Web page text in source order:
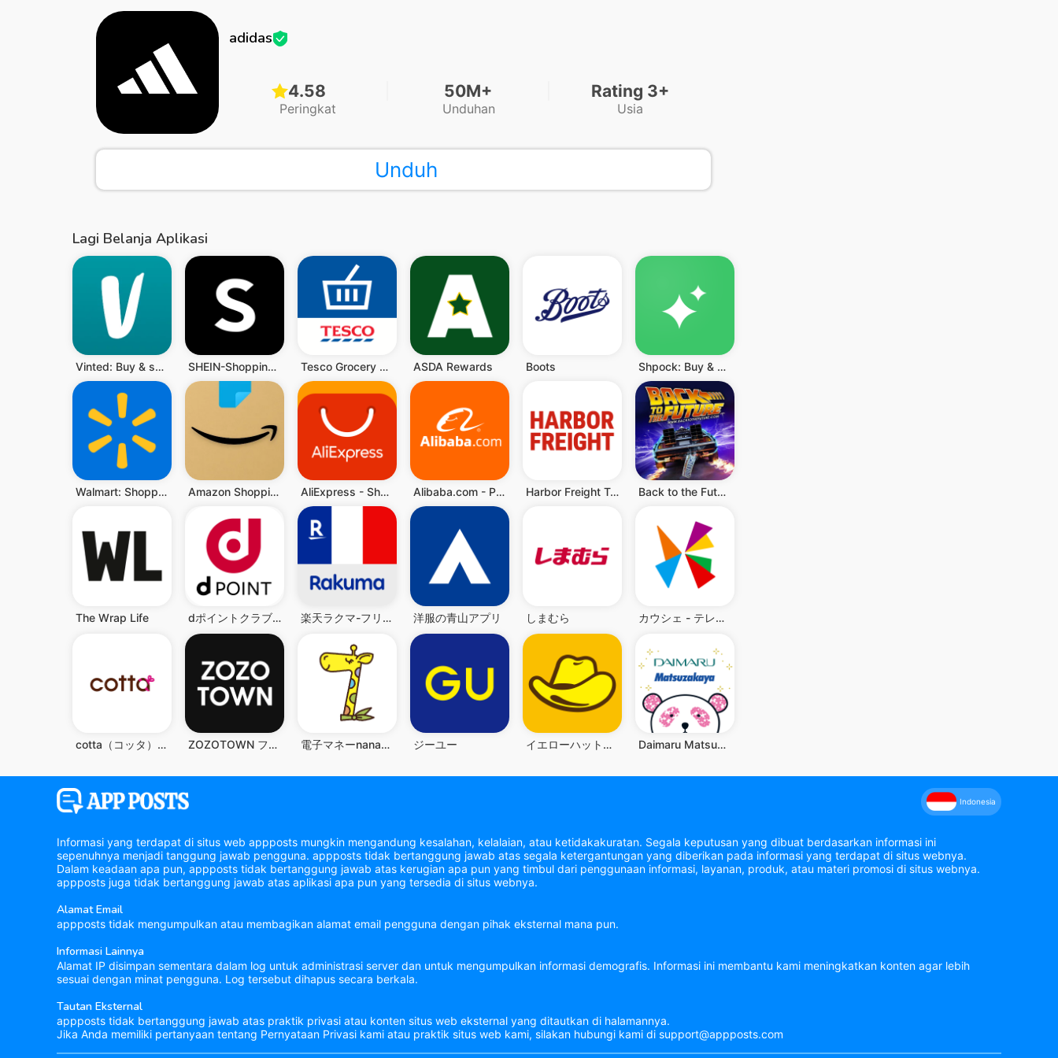
adidas
4.58
Peringkat
50M+
Unduhan
Rating 3+
Usia
Unduh
Lagi Belanja Aplikasi
Vinted: Buy & sell second hand SHEIN-Shopping Online Tesco Grocery & Clubcard ASDA Rewards Boots Shpock: Buy & Sell Marketplace
Walmart: Shopping & Savings Amazon Shopping AliExpress - Shopping App Alibaba.com - Pasar B2B Harbor Freight Tools Back to the Future™
The Wrap Life dポイントクラブ：お得情報盛り沢山のドコモ公式ポイントクラブ 楽天ラクマ-フリマアプリ 洋服の青山アプリ しまむら カウシェ - テレビ等で紹介多数！ショッピングアプリ
cotta（コッタ）- お菓子＆パン作りの材料・道具・レシピ ZOZOTOWN ファッション通販 電子マネーnanaco アプリでチャージ・ポイントも貯まる ジーユー イエローハット公式アプリ Daimaru Matsuzakaya Mobile App
Indonesia
Informasi yang terdapat di situs web appposts mungkin mengandung kesalahan, kelalaian, atau ketidakakuratan. Segala keputusan yang dibuat berdasarkan informasi ini
sepenuhnya menjadi tanggung jawab pengguna. appposts tidak bertanggung jawab atas segala ketergantungan yang diberikan pada informasi yang terdapat di situs webnya.
Dalam keadaan apa pun, appposts tidak bertanggung jawab atas kerugian apa pun yang timbul dari penggunaan informasi, layanan, produk, atau materi promosi di situs webnya.
appposts juga tidak bertanggung jawab atas aplikasi apa pun yang tersedia di situs webnya.
Alamat Email
appposts tidak mengumpulkan atau membagikan alamat email pengguna dengan pihak eksternal mana pun.
Informasi Lainnya
Alamat IP disimpan sementara dalam log untuk administrasi server dan untuk mengumpulkan informasi demografis. Informasi ini membantu kami meningkatkan konten agar lebih
sesuai dengan minat pengguna. Log tersebut dihapus secara berkala.
Tautan Eksternal
appposts tidak bertanggung jawab atas praktik privasi atau konten situs web eksternal yang ditautkan di halamannya.
Jika Anda memiliki pertanyaan tentang Pernyataan Privasi kami atau praktik situs web kami, silakan hubungi kami di support@appposts.com